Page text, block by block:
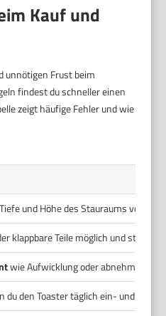
Kauf und
unnötigen Frust beim
findest du schneller einen
zeigt häufige Fehler und wie
und Höhe des Stauraums vor
klappbare Teile möglich und stabil
wie Aufwicklung oder abnehmbares
du den Toaster täglich ein- und